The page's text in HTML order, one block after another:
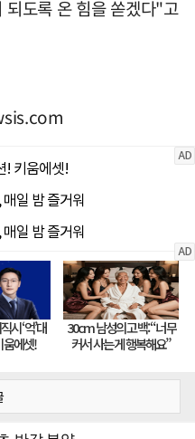
되도록 온 힘을 쏟겠다"고